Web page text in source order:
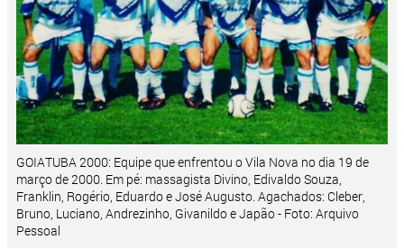
GOIATUBA 2000: Equipe que enfrentou o Vila Nova no dia 19 de
março de 2000. Em pé: massagista Divino, Edivaldo Souza,
Franklin, Rogério, Eduardo e José Augusto. Agachados: Cleber,
Bruno, Luciano, Andrezinho, Givanildo e Japão - Foto: Arquivo
Pessoal